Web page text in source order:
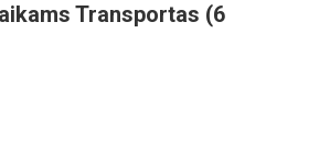
Transportas (6